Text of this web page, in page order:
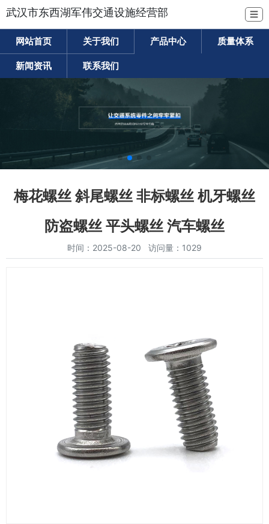
武汉市东西湖军伟交通设施经营部 ☰
网站首页 关于我们 产品中心 质量体系
新闻资讯 联系我们
梅花螺丝 斜尾螺丝 非标螺丝 机牙螺丝
防盗螺丝 平头螺丝 汽车螺丝
时间：2025-08-20 访问量：1029